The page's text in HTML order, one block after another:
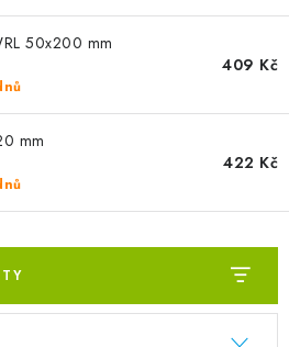
PRŮMYSLOVÉ
LÁVOVÝM PÍSKEM
Rady a tipy
50x200 mm
409 Kč
mm
422 Kč